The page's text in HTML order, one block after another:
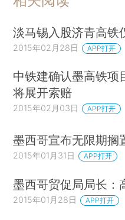
淡马锡入股济青高铁
2015年02月28日 APP打开
中铁建确认墨高铁项
将展开索赔
2015年02月03日 APP打开
墨西哥宣布无限期搁
2015年01月31日 APP打开
墨西哥贸促局局长：
2015年01月28日 APP打开